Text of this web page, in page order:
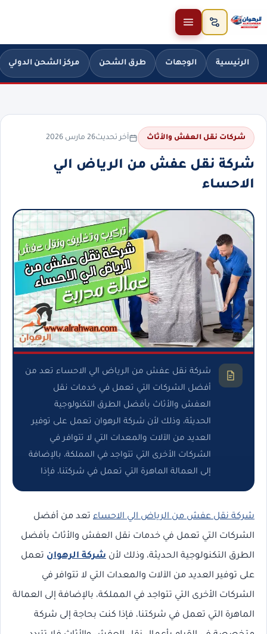
تخطَّ إلى المحتوى
الرئيسية الوجهات طرق الشحن مركز الشحن الدولي
شركات نقل العفش والأثاث آخر تحديث26 مارس 2026
شركة نقل عفش من الرياض الي
الاحساء
شركة نقل عفش من الرياض الي الاحساء تعد من
أفضل الشركات التي تعمل في خدمات نقل
العفش والأثاث بأفضل الطرق التكنولوجية
الحديثة، وذلك لأن شركة الرهوان تعمل على توفير
العديد من الآلات والمعدات التي لا تتوافر في
الشركات الأخرى التي تتواجد في المملكة، بالإضافة
إلى العمالة الماهرة التي تعمل في شركتنا، فإذا
شركة نقل عفش من الرياض الي الاحساء تعد من أفضل
الشركات التي تعمل في خدمات نقل العفش والأثاث بأفضل
الطرق التكنولوجية الحديثة، وذلك لأن شركة الرهوان تعمل
على توفير العديد من الآلات والمعدات التي لا تتوافر في
الشركات الأخرى التي تتواجد في المملكة، بالإضافة إلى العمالة
الماهرة التي تعمل في شركتنا، فإذا كنت بحاجة إلى شركة